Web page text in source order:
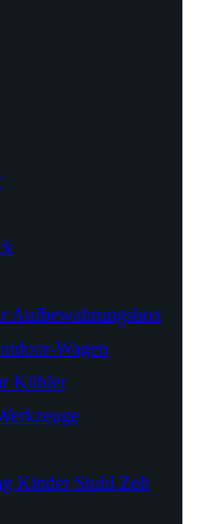
Aufbewahrungsbox
Wagen
Kühler
Kinder Stuhl Zelt